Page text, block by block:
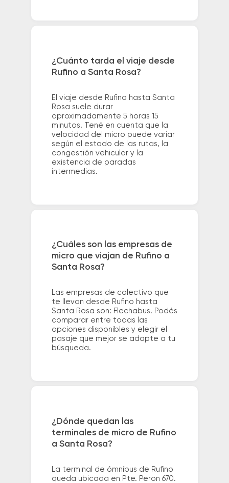
¿Cuánto tarda el viaje desde
Rufino a Santa Rosa?
El viaje desde Rufino hasta Santa
Rosa suele durar
aproximadamente 5 horas 15
minutos. Tené en cuenta que la
velocidad del micro puede variar
según el estado de las rutas, la
congestión vehicular y la
existencia de paradas
intermedias.
¿Cuáles son las empresas de
micro que viajan de Rufino a
Santa Rosa?
Las empresas de colectivo que
te llevan desde Rufino hasta
Santa Rosa son: Flechabus. Podés
comparar entre todas las
opciones disponibles y elegir el
pasaje que mejor se adapte a tu
búsqueda.
¿Dónde quedan las
terminales de micro de Rufino
a Santa Rosa?
La terminal de ómnibus de Rufino
queda ubicada en Pte. Peron 670.